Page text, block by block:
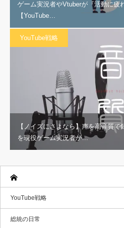
ゲーム実況者やVtuberが『活動に疲
【YouTube…
YouTube戦略
【ノイズにさよなら】声を高音質で
を現役ゲーム実況者が…
YouTube戦略
総統の日常